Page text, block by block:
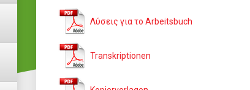
Λύσεις για το Arbeitsbuch
Transkriptionen